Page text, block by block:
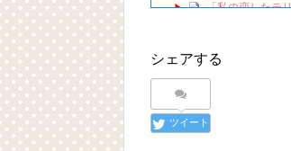
「私の恋したテ
「違う（ちがう
について
「退屈だ・暇だ
■韓国ドラマ『キ
シェアする
ツイート